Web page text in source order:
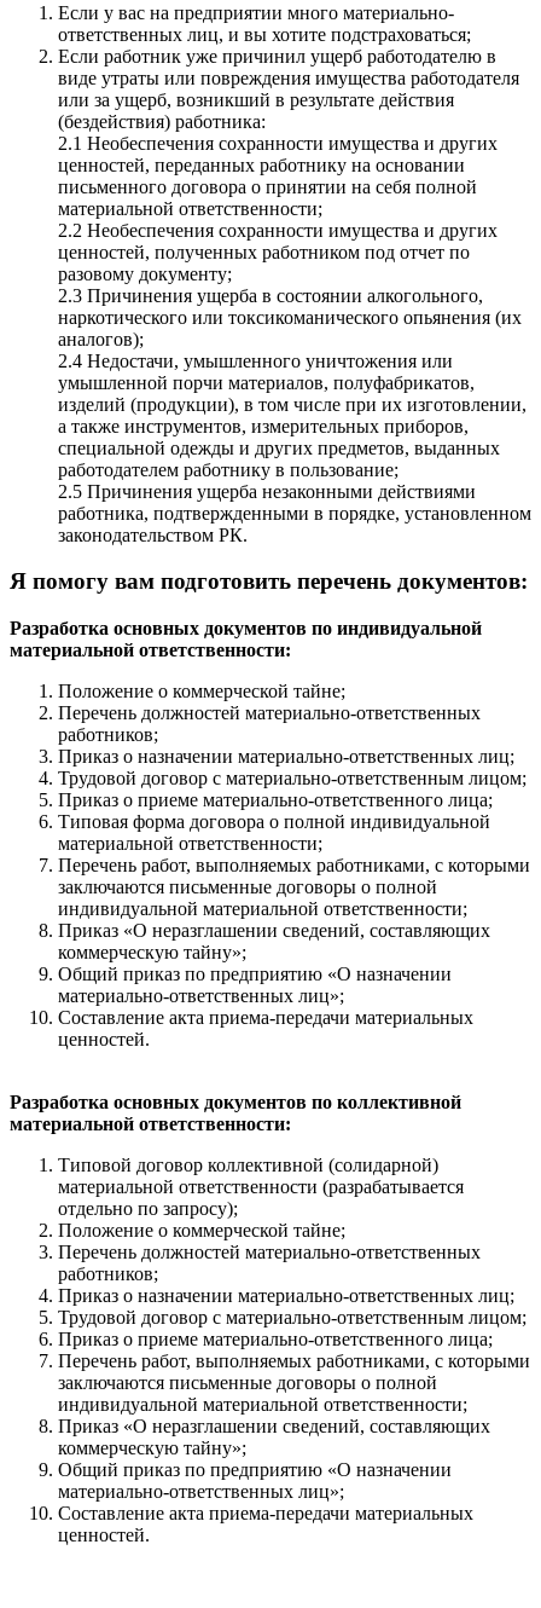
Если у вас на предприятии много материально-
ответственных лиц, и вы хотите подстраховаться;
Если работник уже причинил ущерб работодателю в
виде утраты или повреждения имущества работодателя
или за ущерб, возникший в результате действия
(бездействия) работника:
2.1 Необеспечения сохранности имущества и других
ценностей, переданных работнику на основании
письменного договора о принятии на себя полной
материальной ответственности;
2.2 Необеспечения сохранности имущества и других
ценностей, полученных работником под отчет по
разовому документу;
2.3 Причинения ущерба в состоянии алкогольного,
наркотического или токсикоманического опьянения (их
аналогов);
2.4 Недостачи, умышленного уничтожения или
умышленной порчи материалов, полуфабрикатов,
изделий (продукции), в том числе при их изготовлении,
а также инструментов, измерительных приборов,
специальной одежды и других предметов, выданных
работодателем работнику в пользование;
2.5 Причинения ущерба незаконными действиями
работника, подтвержденными в порядке, установленном
законодательством РК.
Я помогу вам подготовить перечень документов:
Разработка основных документов по индивидуальной
материальной ответственности:
Положение о коммерческой тайне;
Перечень должностей материально-ответственных
работников;
Приказ о назначении материально-ответственных лиц;
Трудовой договор с материально-ответственным лицом;
Приказ о приеме материально-ответственного лица;
Типовая форма договора о полной индивидуальной
материальной ответственности;
Перечень работ, выполняемых работниками, с которыми
заключаются письменные договоры о полной
индивидуальной материальной ответственности;
Приказ «О неразглашении сведений, составляющих
коммерческую тайну»;
Общий приказ по предприятию «О назначении
материально-ответственных лиц»;
Составление акта приема-передачи материальных
ценностей.
Разработка основных документов по коллективной
материальной ответственности:
Типовой договор коллективной (солидарной)
материальной ответственности (разрабатывается
отдельно по запросу);
Положение о коммерческой тайне;
Перечень должностей материально-ответственных
работников;
Приказ о назначении материально-ответственных лиц;
Трудовой договор с материально-ответственным лицом;
Приказ о приеме материально-ответственного лица;
Перечень работ, выполняемых работниками, с которыми
заключаются письменные договоры о полной
индивидуальной материальной ответственности;
Приказ «О неразглашении сведений, составляющих
коммерческую тайну»;
Общий приказ по предприятию «О назначении
материально-ответственных лиц»;
Составление акта приема-передачи материальных
ценностей.